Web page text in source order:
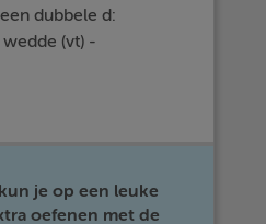
dubbele d:
(vt) -
je op een leuke
oefenen met de